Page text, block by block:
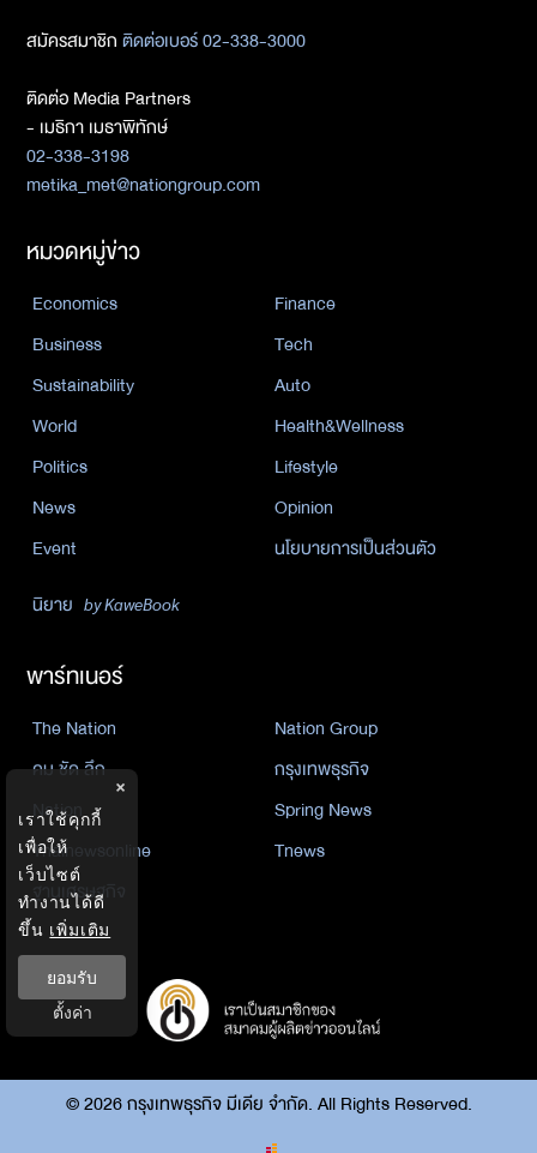
สมัครสมาชิกติดต่อเบอร์ 02-338-3000
ติดต่อ Media Partners
- เมธิกา เมธาพิทักษ์
02-338-3198
metika_met@nationgroup.com
หมวดหมู่ข่าว
Economics
Finance
Business
Tech
Sustainability
Auto
World
Health&Wellness
Politics
Lifestyle
News
Opinion
Event
นโยบายการเป็นส่วนตัว
นิยาย by KaweBook
พาร์ทเนอร์
The Nation
Nation Group
คม ชัด ลึก
กรุงเทพธุรกิจ
Nation
Spring News
Thainewsonline
Tnews
ฐานเศรษฐกิจ
©2026กรุงเทพธุรกิจ มีเดีย จำกัด. All Rights Reserved.
×
เราใช้คุกกี้
เพื่อให้
เว็บไซต์
ทำงานได้ดี
ขึ้น เพิ่มเติม
ยอมรับ
ตั้งค่า